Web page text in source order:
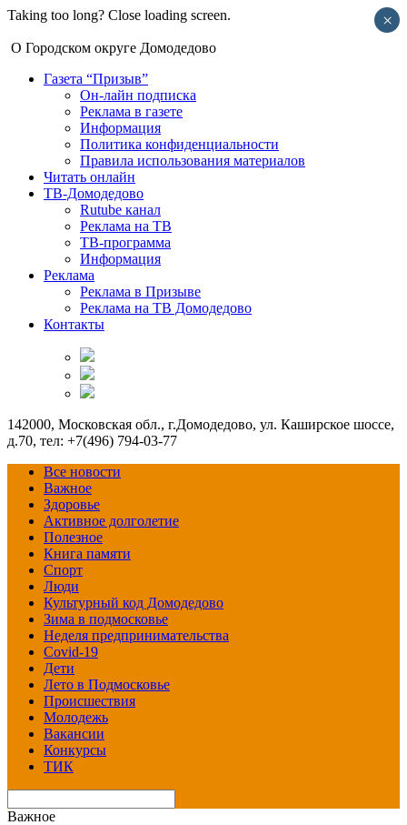
Taking too long? Close loading screen.
О Городском округе Домодедово
Газета “Призыв”
Он-лайн подписка
Реклама в газете
Информация
Политика конфиденциальности
Правила использования материалов
Читать онлайн
ТВ-Домодедово
Rutube канал
Реклама на ТВ
ТВ-программа
Информация
Реклама
Реклама в Призыве
Реклама на ТВ Домодедово
Контакты
142000, Московская обл., г.Домодедово, ул. Каширское шоссе,
д.70, тел: +7(496) 794-03-77
Все новости
Важное
Здоровье
Активное долголетие
Полезное
Книга памяти
Спорт
Люди
Культурный код Домодедово
Зима в подмосковье
Неделя предпринимательства
Covid-19
Дети
Лето в Подмосковье
Происшествия
Молодежь
Вакансии
Конкурсы
ТИК
Важное
×